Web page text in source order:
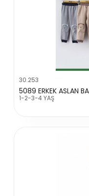
30.253
5089 ERKEK ASLAN
1-2-3-4 YAŞ